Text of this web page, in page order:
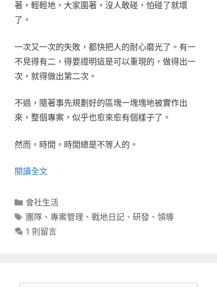
著，輕輕地，大家圍著，沒人敢碰，怕碰了就壞
了。
一次又一次的失敗，都快把人的耐心磨光了。有一
不見得有二，得要證明這是可以重現的，做得出一
次，就得做出第二次。
不過，隨著事先規劃好的區塊一塊塊地被實作出
來，整個專案，似乎也愈來愈有個樣子了。
然而，時間。時間總是不等人的。
閱讀全文
分
類
會社生活
標
籤
團隊 、專案管理 、戰地日記 、研發 、領導
1 則留言